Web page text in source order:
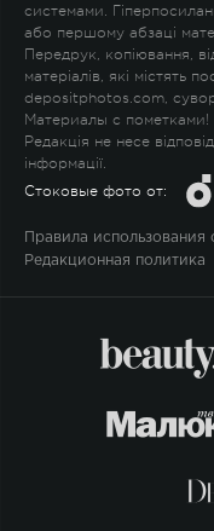
системами.
або першому абзаці
Передрук, копіювання,
матеріалів, які містять
depositphotos.com,
Материалы с пометками!
Редакція не несе
інформації.
Стоковые фото от:
Правила использования
Редакционная политика